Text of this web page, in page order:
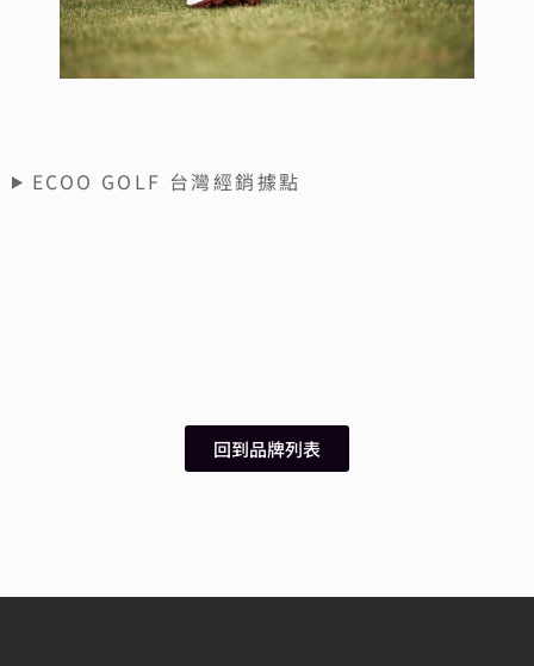
ECOO GOLF 台灣經銷據點
回到品牌列表